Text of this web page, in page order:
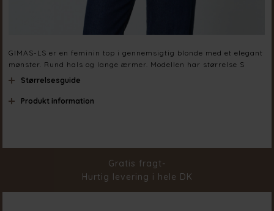
GIMAS-LS er en feminin top i gennemsigtig blonde med et elegant
mønster. Rund hals og lange ærmer. Modellen har størrelse S
Størrelsesguide
Produkt information
Gratis fragt-
Hurtig levering i hele DK